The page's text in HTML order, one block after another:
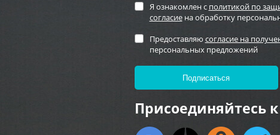
Я ознакомлен с политикой по
согласиена обработку
Предоставляю согласие на
персональных предложений
Присоединяйтесь